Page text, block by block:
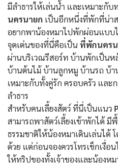
มีลำธารให้เล่นน้ำ และเหมาะกับ
นครนายก เป็นอีกหนึ่งที่พักที่น่า
อยากพาน้องหมาไปพักผ่อนแบบ
จุดเด่นของที่นี่คือเป็น ที่พักนคร
ผ่านบริเวณรีสอร์ท บ้านพักเป็นห
บ้านต้นไม้ บ้านลูกหมู บ้านรถ บ้า
เหมาะกับทั้งคู่รัก ครอบครัว แล
ลำธาร
สำหรับคนเลี้ยงสัตว์ ที่นี่เป็นแนว
สามารถพาสัตว์เลี้ยงเข้าพักได้
ธรรมชาติให้น้องหมาเดินเล่นได้
ด้วย แต่ก่อนจองควรโทรเช็กเงื่
ให้ทริปของทั้งเจ้าของและน้องห